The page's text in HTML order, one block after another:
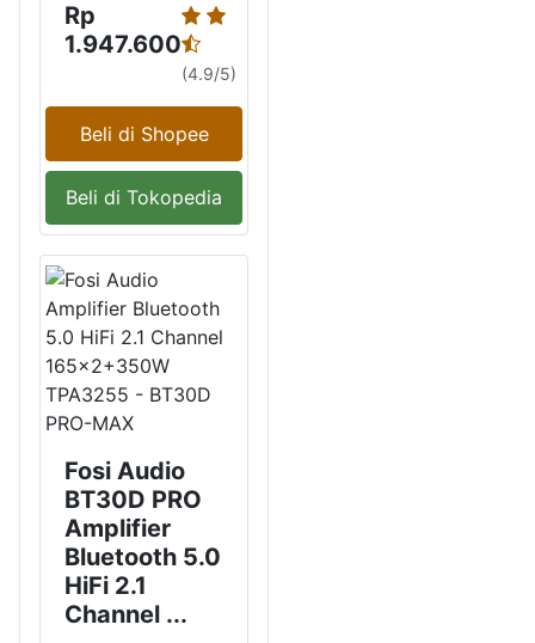
Rp
1.947.600
(4.9/5)
Beli di Shopee
Beli di Tokopedia
Fosi Audio
BT30D PRO
Amplifier
Bluetooth 5.0
HiFi 2.1
Channel ...